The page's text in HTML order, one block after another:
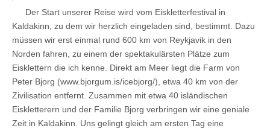
Der Start unserer Reise wird vom Eiskletterfestival in
Kaldakinn, zu dem wir herzlich eingeladen sind, bestimmt. Dazu
müssen wir erst einmal rund 600 km von Reykjavik in den
Norden fahren, zu einem der spektakulärsten Plätze zum
Eisklettern die ich kenne. Direkt am Meer liegt die Farm von
Peter Bjorg (www.bjorgum.is/icebjorg/), etwa 40 km von der
Zivilisation entfernt. Zusammen mit etwa 40 isländischen
Eiskletterern und der Familie Bjorg verbringen wir eine geniale
Zeit in Kaldakinn. Uns gelingt gleich am ersten Tag eine